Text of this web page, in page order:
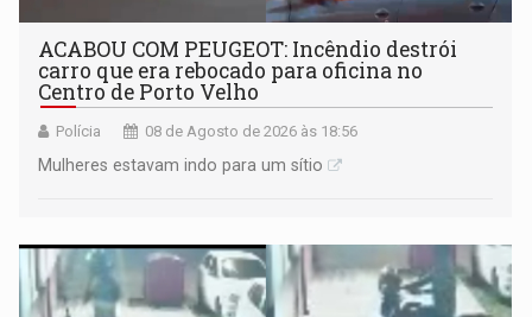
ACABOU COM PEUGEOT: Incêndio destrói
carro que era rebocado para oficina no
Centro de Porto Velho
Polícia 08 de Agosto de 2026 às 18:56
Mulheres estavam indo para um sítio